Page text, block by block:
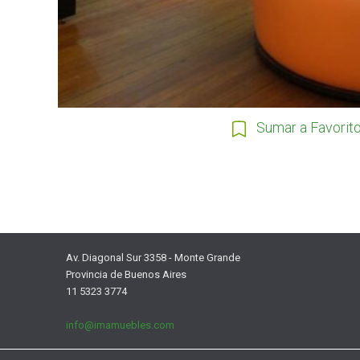
Sumar a
Av. Diagonal Sur 3358 - Monte Grande
Provincia de Buenos Aires
11 5323 3774
info@imamuebles.com